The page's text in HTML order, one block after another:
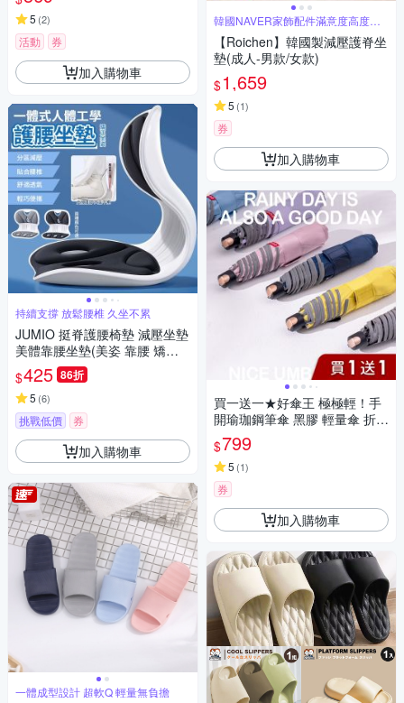
5 (2)
活動 券
加入購物車
持續支撐 放鬆腰椎 久坐不累
JUMIO 挺脊護腰椅墊 減壓坐墊
美體靠腰坐墊(美姿 靠腰 矯正
護腰椅墊)
$425 86折
5 (6)
挑戰低價 券
加入購物車
一體成型設計 超軟Q 輕量無負擔
韓國NAVER家飾配件滿意度高度認
證
【Roichen】韓國製減壓護脊坐
墊(成人-男款/女款)
$1,659
5 (1)
券
加入購物車
買一送一★好傘王 極極輕！手
開瑜珈鋼筆傘 黑膠 輕量傘 折疊
傘 雨傘 晴雨兩用 夜光條
$799
5 (1)
券
加入購物車